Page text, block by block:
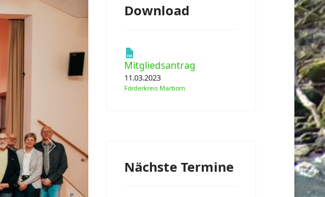
Next
Download
Mitgliedsantrag
11.03.2023
Förderkreis Marborn
Nächste Termine